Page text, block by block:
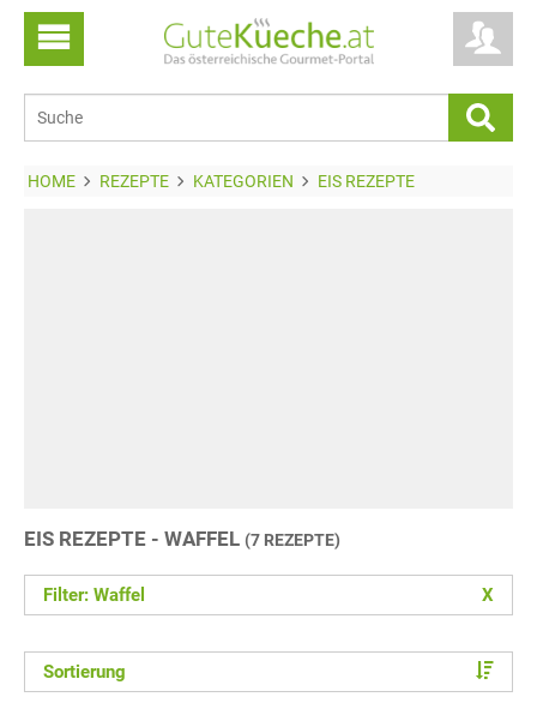
HOME REZEPTE KATEGORIEN EIS REZEPTE
EIS REZEPTE - WAFFEL (7 REZEPTE)
Filter: Waffel X
Sortierung